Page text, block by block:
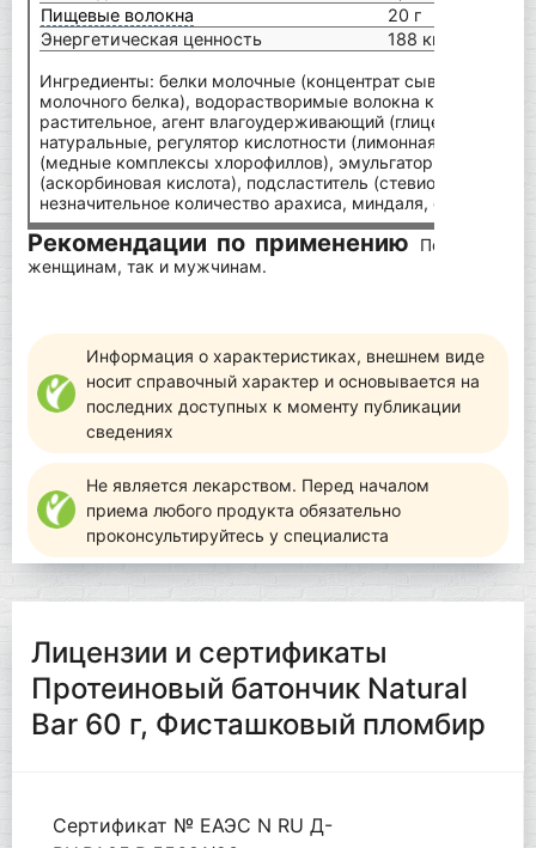
Пищевые волокна
20 г
Энергетическая ценность
188 ккал
Ингредиенты: белки молочные (концентрат сывороточного
молочного белка), водорастворимые волокна кукурузы,
растительное, агент влагоудерживающий (глицерин),
натуральные, регулятор кислотности (лимонная кислота),
(медные комплексы хлорофиллов), эмульгатор (соевый
(аскорбиновая кислота), подсластитель
незначительное количество арахиса, миндаля, фундука,
Рекомендации по применению
Подходит
женщинам, так и мужчинам.
Информация о характеристиках, внешнем виде
носит справочный характер и основывается на
последних доступных к моменту публикации
сведениях
Не является лекарством. Перед началом
приема любого продукта обязательно
проконсультируйтесь у специалиста
Лицензии и сертификаты
Протеиновый батончик Natural
Bar 60 г, Фисташковый пломбир
Сертификат № ЕАЭС N RU Д-